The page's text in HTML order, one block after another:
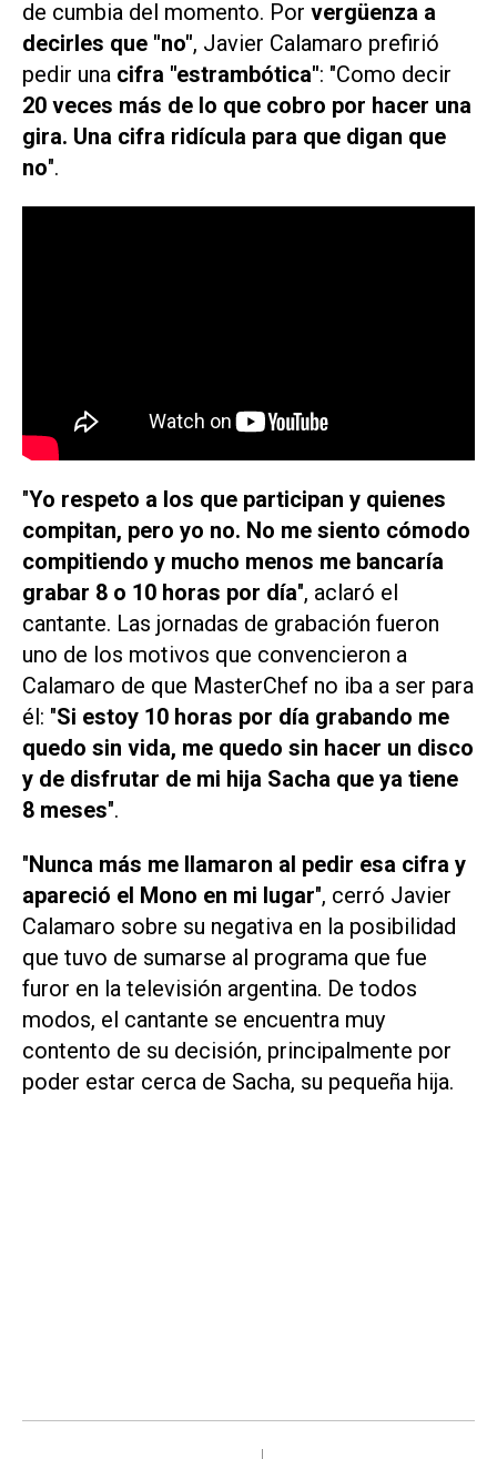
de cumbia del momento. Por vergüenza a
decirles que "no", Javier Calamaro prefirió
pedir una cifra "estrambótica": "Como decir
20 veces más de lo que cobro por hacer una
gira. Una cifra ridícula para que digan que
no".
"Yo respeto a los que participan y quienes
compitan, pero yo no. No me siento cómodo
compitiendo y mucho menos me bancaría
grabar 8 o 10 horas por día", aclaró el
cantante. Las jornadas de grabación fueron
uno de los motivos que convencieron a
Calamaro de que MasterChef no iba a ser para
él: "Si estoy 10 horas por día grabando me
quedo sin vida, me quedo sin hacer un disco
y de disfrutar de mi hija Sacha que ya tiene
8 meses".
"Nunca más me llamaron al pedir esa cifra y
apareció el Mono en mi lugar", cerró Javier
Calamaro sobre su negativa en la posibilidad
que tuvo de sumarse al programa que fue
furor en la televisión argentina. De todos
modos, el cantante se encuentra muy
contento de su decisión, principalmente por
poder estar cerca de Sacha, su pequeña hija.